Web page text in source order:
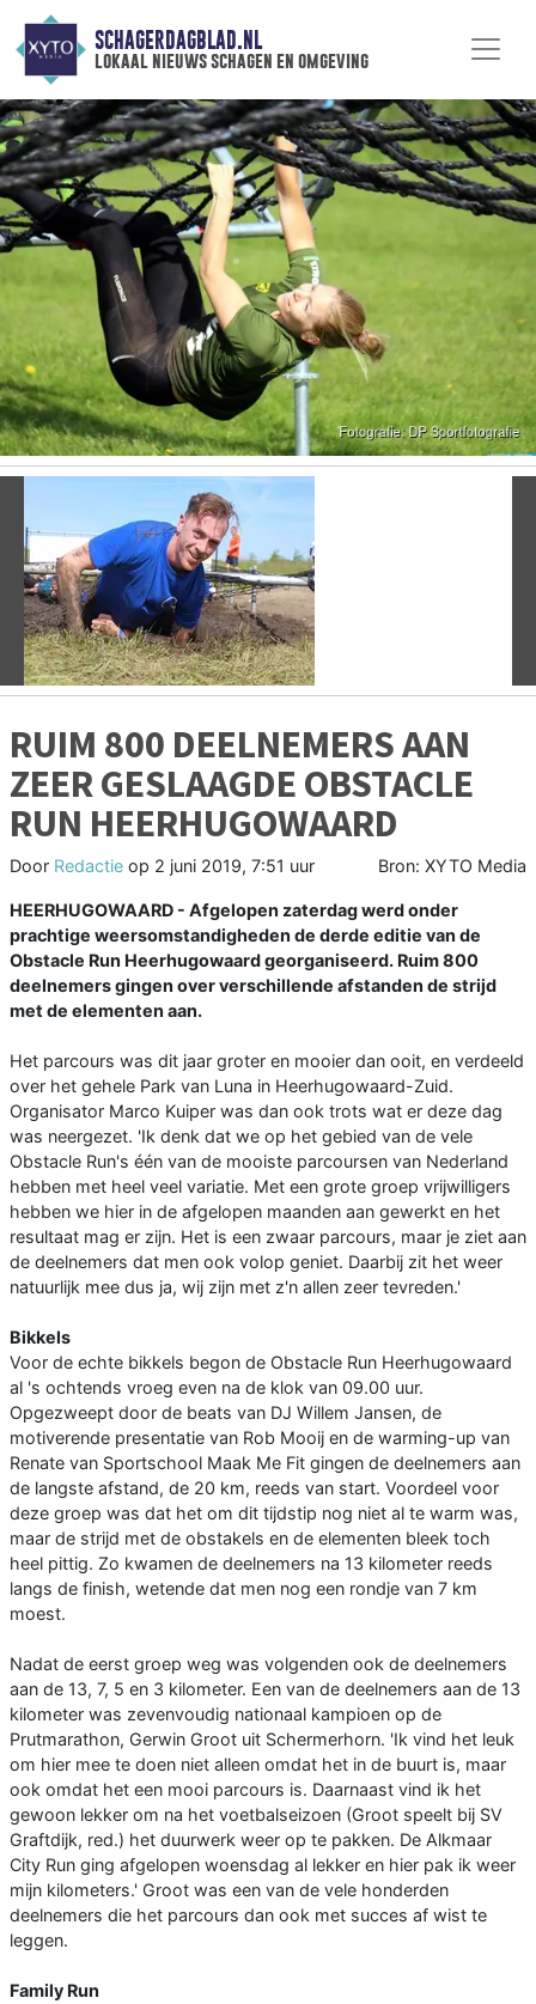
SCHAGERDAGBLAD.NL
lokaal nieuws schagen en omgeving
Vorige
RUIM 800 DEELNEMERS AAN
ZEER GESLAAGDE OBSTACLE
RUN HEERHUGOWAARD
Door Redactie op 2 juni 2019, 7:51 uur Bron: XYTO Media
HEERHUGOWAARD - Afgelopen zaterdag werd onder
prachtige weersomstandigheden de derde editie van de
Obstacle Run Heerhugowaard georganiseerd. Ruim 800
deelnemers gingen over verschillende afstanden de strijd
met de elementen aan.
Het parcours was dit jaar groter en mooier dan ooit, en verdeeld
over het gehele Park van Luna in Heerhugowaard-Zuid.
Organisator Marco Kuiper was dan ook trots wat er deze dag
was neergezet. 'Ik denk dat we op het gebied van de vele
Obstacle Run's één van de mooiste parcoursen van Nederland
hebben met heel veel variatie. Met een grote groep vrijwilligers
hebben we hier in de afgelopen maanden aan gewerkt en het
resultaat mag er zijn. Het is een zwaar parcours, maar je ziet aan
de deelnemers dat men ook volop geniet. Daarbij zit het weer
natuurlijk mee dus ja, wij zijn met z'n allen zeer tevreden.'
Bikkels
Voor de echte bikkels begon de Obstacle Run Heerhugowaard
al 's ochtends vroeg even na de klok van 09.00 uur.
Opgezweept door de beats van DJ Willem Jansen, de
motiverende presentatie van Rob Mooij en de warming-up van
Renate van Sportschool Maak Me Fit gingen de deelnemers aan
de langste afstand, de 20 km, reeds van start. Voordeel voor
deze groep was dat het om dit tijdstip nog niet al te warm was,
maar de strijd met de obstakels en de elementen bleek toch
heel pittig. Zo kwamen de deelnemers na 13 kilometer reeds
langs de finish, wetende dat men nog een rondje van 7 km
moest.
Nadat de eerst groep weg was volgenden ook de deelnemers
aan de 13, 7, 5 en 3 kilometer. Een van de deelnemers aan de 13
kilometer was zevenvoudig nationaal kampioen op de
Prutmarathon, Gerwin Groot uit Schermerhorn. 'Ik vind het leuk
om hier mee te doen niet alleen omdat het in de buurt is, maar
ook omdat het een mooi parcours is. Daarnaast vind ik het
gewoon lekker om na het voetbalseizoen (Groot speelt bij SV
Graftdijk, red.) het duurwerk weer op te pakken. De Alkmaar
City Run ging afgelopen woensdag al lekker en hier pak ik weer
mijn kilometers.' Groot was een van de vele honderden
deelnemers die het parcours dan ook met succes af wist te
leggen.
Family Run